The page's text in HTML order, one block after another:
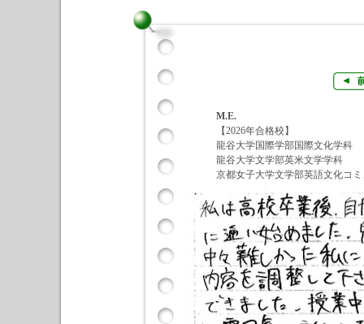
M.E.
【2026年合格校】
龍谷大学国際学部国際文化学科
龍谷大学文学部英米文学学科
京都女子大学文学部英語文化コ